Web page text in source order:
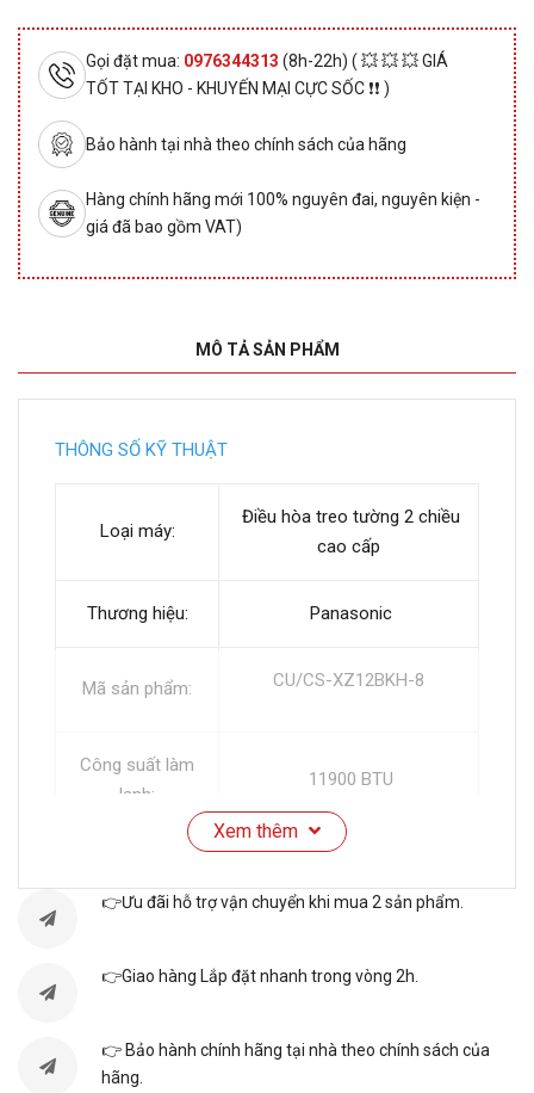
Gọi đặt mua: 0976344313 (8h-22h) ( 💥 💥 💥 GIÁ
TỐT TẠI KHO - KHUYẾN MẠI CỰC SỐC ❗❗ )
Bảo hành tại nhà theo chính sách của hãng
Hàng chính hãng mới 100% nguyên đai, nguyên kiện -
giá đã bao gồm VAT)
MÔ TẢ SẢN PHẨM
THÔNG SỐ KỸ THUẬT
Loại máy:
Điều hòa treo tường 2 chiều
cao cấp
Thương hiệu: Panasonic
Mã sản phẩm: CU/CS-XZ12BKH-8
Công suất làm
lạnh:
11900 BTU
ấm:
quả
Từ 15m² đến dưới 25m²
Dòng sản phẩm: 2025
Xem thêm
👉Ưu đãi hỗ trợ vận chuyển khi mua 2 sản phẩm.
👉Giao hàng Lắp đặt nhanh trong vòng 2h.
👉 Bảo hành chính hãng tại nhà theo chính sách của
hãng.